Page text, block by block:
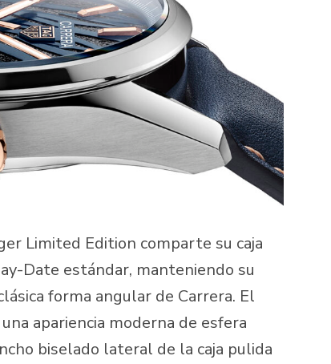
Limited Edition comparte su caja
Date estándar, manteniendo su
forma angular de Carrera. El
apariencia moderna de esfera
biselado lateral de la caja pulida